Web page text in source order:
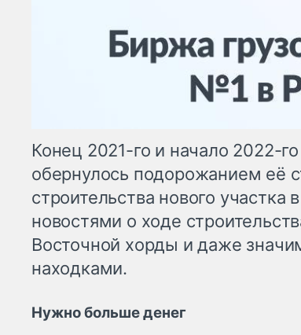
Конец 2021-го и начало 2022-
обернулось подорожанием её
строительства нового
новостями о ходе
Восточной хорды и даже
находками.
Нужно больше денег